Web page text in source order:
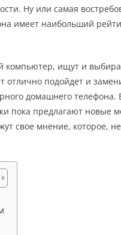
Ну или самая
имеет наибольший
компьютер, ищут и
подойдет и
домашнего телефона.
пока предлагают новые
свое мнение, которое,